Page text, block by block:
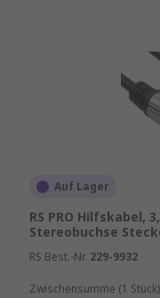
Auf Lager
RS PRO Hilfskabel,
Stereobuchse
RS Best.-Nr. 229-9932
Zwischensumme (1 Stück)